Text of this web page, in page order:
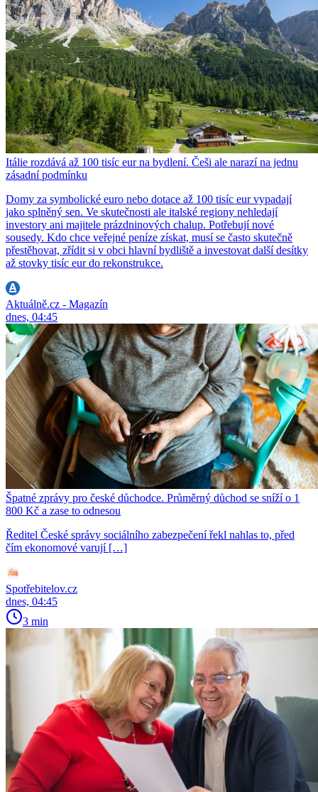
Itálie rozdává až 100 tisíc eur na bydlení. Češi ale narazí na jednu
zásadní podmínku
Domy za symbolické euro nebo dotace až 100 tisíc eur vypadají
jako splněný sen. Ve skutečnosti ale italské regiony nehledají
investory ani majitele prázdninových chalup. Potřebují nové
sousedy. Kdo chce veřejné peníze získat, musí se často skutečně
přestěhovat, zřídit si v obci hlavní bydliště a investovat další desítky
až stovky tisíc eur do rekonstrukce.
Aktuálně.cz - Magazín
dnes, 04:45
Špatné zprávy pro české důchodce. Průměrný důchod se sníží o 1
800 Kč a zase to odnesou
Ředitel České správy sociálního zabezpečení řekl nahlas to, před
čím ekonomové varují […]
Spotřebitelov.cz
dnes, 04:45
3 min